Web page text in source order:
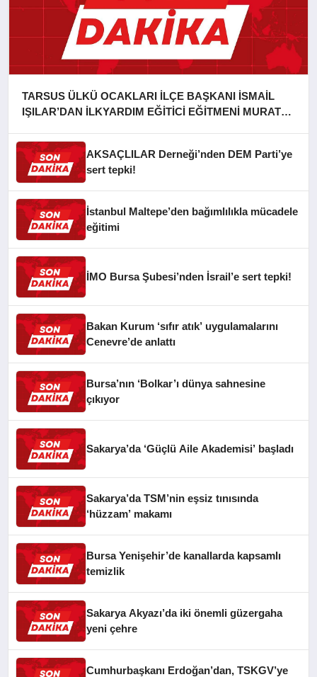
TARSUS ÜLKÜ OCAKLARI İLÇE BAŞKANI İSMAİL
IŞILAR’DAN İLKYARDIM EĞİTİCİ EĞİTMENİ MURAT
AKSAÇLILAR Derneği’nden DEM Parti’ye
sert tepki!
İstanbul Maltepe’den bağımlılıkla mücadele
eğitimi
İMO Bursa Şubesi’nden İsrail’e sert tepki!
Bakan Kurum ‘sıfır atık’ uygulamalarını
Cenevre’de anlattı
Bursa’nın ‘Bolkar’ı dünya sahnesine
çıkıyor
Sakarya’da ‘Güçlü Aile Akademisi’ başladı
Sakarya’da TSM’nin eşsiz tınısında
‘hüzzam’ makamı
Bursa Yenişehir’de kanallarda kapsamlı
temizlik
Sakarya Akyazı’da iki önemli güzergaha
yeni çehre
Cumhurbaşkanı Erdoğan’dan, TSKGV’ye